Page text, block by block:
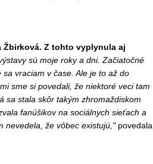
Žbirková. Z tohto vyplynula aj
sú moje roky a dni. Začiatočné
vraciam v čase. Ale je to až do
sme si povedali, že niektoré veci tam
sa stala skôr takým zhromaždiskom
fanúšikov na sociálnych sieťach a
nevedela, že vôbec existujú,"povedala